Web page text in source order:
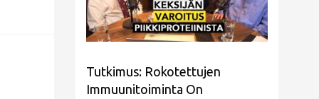
Tutkimus: Rokotettujen
Immuunitoiminta On